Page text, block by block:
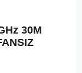
30M